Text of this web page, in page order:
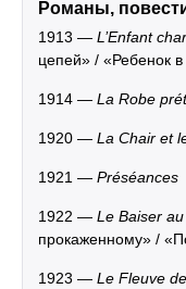
Романы,
1913 — L’Enfant
цепей» / «Ребенок
1914 — La Robe
1920 — La Chair et
1921 — Préséances
1922 — Le Baiser
прокаженному» /
1923 — Le Fleuve